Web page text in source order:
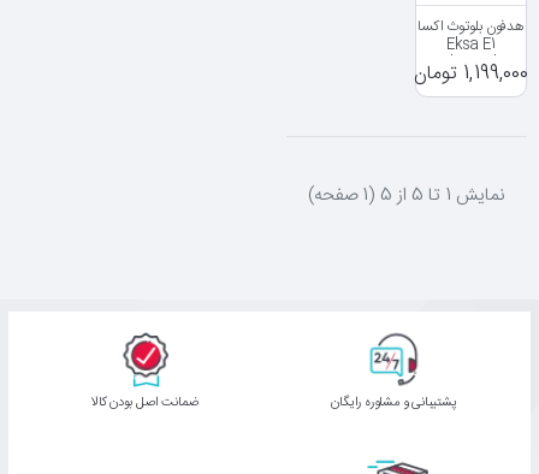
هدفون بلوتوث اکسا
Eksa E1
Bluetooth
1,199,000 تومان
نمايش 1 تا 5 از 5 (1 صفحه)
پشتیبانی و مشاوره رایگان ﺿﻤﺎﻧﺖ اﺻﻞ ﺑﻮدن ﮐﺎﻟﺎ